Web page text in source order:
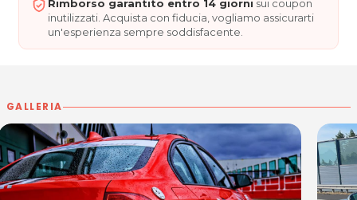
P.IVA 04501210407
Per ulteriori informazioni sull'offerta o sulle modalità di
Rimborso garantito entro 14 giorni sui coupon
inutilizzati. Acquista con fiducia, vogliamo assicurarti
un'esperienza sempre soddisfacente.
GALLERIA